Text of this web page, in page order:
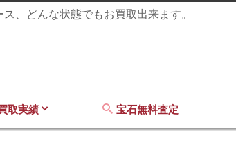
、どんな状態でもお買取出来ます。
取実績 宝石無料査定